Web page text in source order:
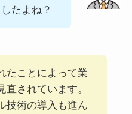
たよね？
たことによって業
直されています。
技術の導入も進ん